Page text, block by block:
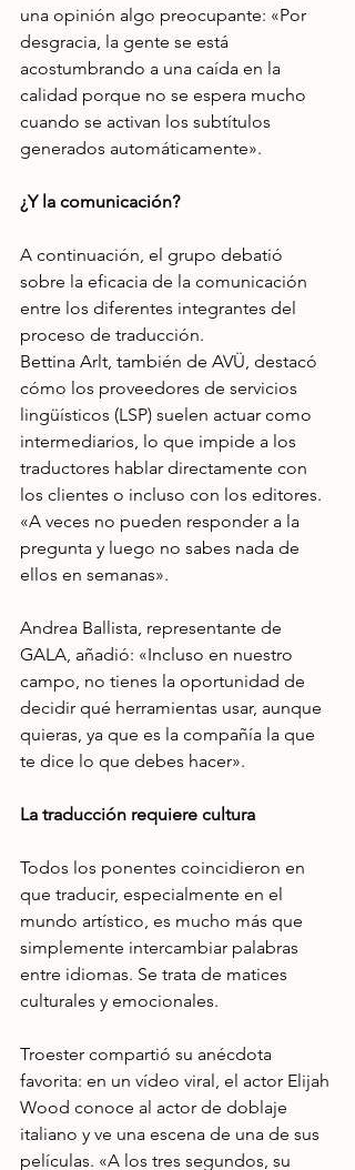
una opinión algo preocupante: «Por
desgracia, la gente se está
acostumbrando a una caída en la
calidad porque no se espera mucho
cuando se activan los subtítulos
generados automáticamente».
¿Y la comunicación?
A continuación, el grupo debatió
sobre la eficacia de la comunicación
entre los diferentes integrantes del
proceso de traducción.
Bettina Arlt, también de AVÜ, destacó
cómo los proveedores de servicios
lingüísticos (LSP) suelen actuar como
intermediarios, lo que impide a los
traductores hablar directamente con
los clientes o incluso con los editores.
«A veces no pueden responder a la
pregunta y luego no sabes nada de
ellos en semanas».
Andrea Ballista, representante de
GALA, añadió: «Incluso en nuestro
campo, no tienes la oportunidad de
decidir qué herramientas usar, aunque
quieras, ya que es la compañía la que
te dice lo que debes hacer».
La traducción requiere cultura
Todos los ponentes coincidieron en
que traducir, especialmente en el
mundo artístico, es mucho más que
simplemente intercambiar palabras
entre idiomas. Se trata de matices
culturales y emocionales.
Troester compartió su anécdota
favorita: en un vídeo viral, el actor Elijah
Wood conoce al actor de doblaje
italiano y ve una escena de una de sus
películas. «A los tres segundos, su